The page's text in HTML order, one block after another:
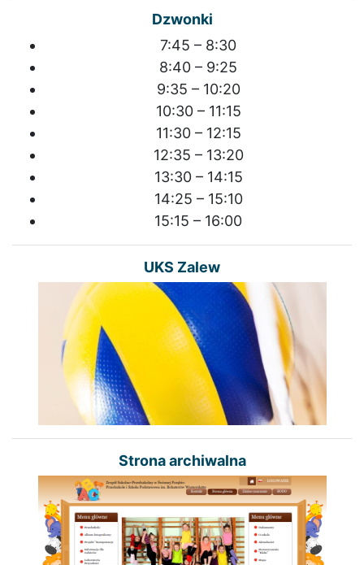
Dzwonki
7:45 – 8:30
8:40 – 9:25
9:35 – 10:20
10:30 – 11:15
11:30 – 12:15
12:35 – 13:20
13:30 – 14:15
14:25 – 15:10
15:15 – 16:00
UKS Zalew
Strona archiwalna